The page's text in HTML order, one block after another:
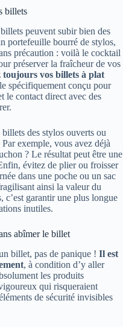
billets
peuvent subir bien des
portefeuille bourré de stylos,
précaution : voilà le cocktail
préserver la fraîcheur de vos
toujours vos billets à plat
spécifiquement conçu pour
le contact direct avec des
des stylos ouverts ou
exemple, vous avez déjà
? Le résultat peut être une
évitez de plier ou froisser
dans une poche ou un sac
ainsi la valeur du
c’est garantir une plus longue
inutiles.
abîmer le billet
billet, pas de panique ! Il est
, à condition d’y aller
les produits
qui risqueraient
de sécurité invisibles